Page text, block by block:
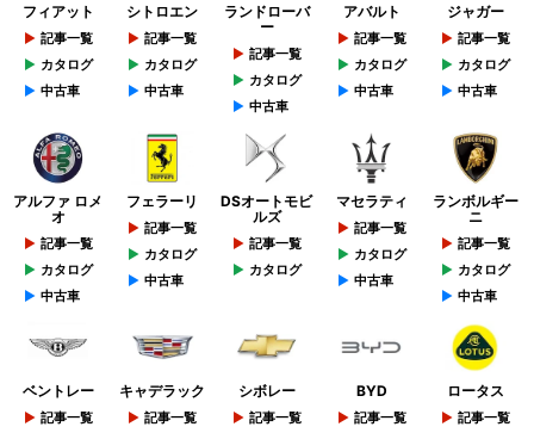
フィアット
記事一覧
カタログ
中古車
シトロエン
記事一覧
カタログ
中古車
ランドローバ
ー
記事一覧
カタログ
中古車
アバルト
記事一覧
カタログ
中古車
ジャガー
記事一覧
カタログ
中古車
アルファ ロメ
オ
記事一覧
カタログ
中古車
フェラーリ
記事一覧
カタログ
中古車
DSオートモビ
ルズ
記事一覧
カタログ
マセラティ
記事一覧
カタログ
中古車
ランボルギー
ニ
記事一覧
カタログ
中古車
ベントレー
記事一覧
キャデラック
記事一覧
シボレー
記事一覧
BYD
記事一覧
ロータス
記事一覧